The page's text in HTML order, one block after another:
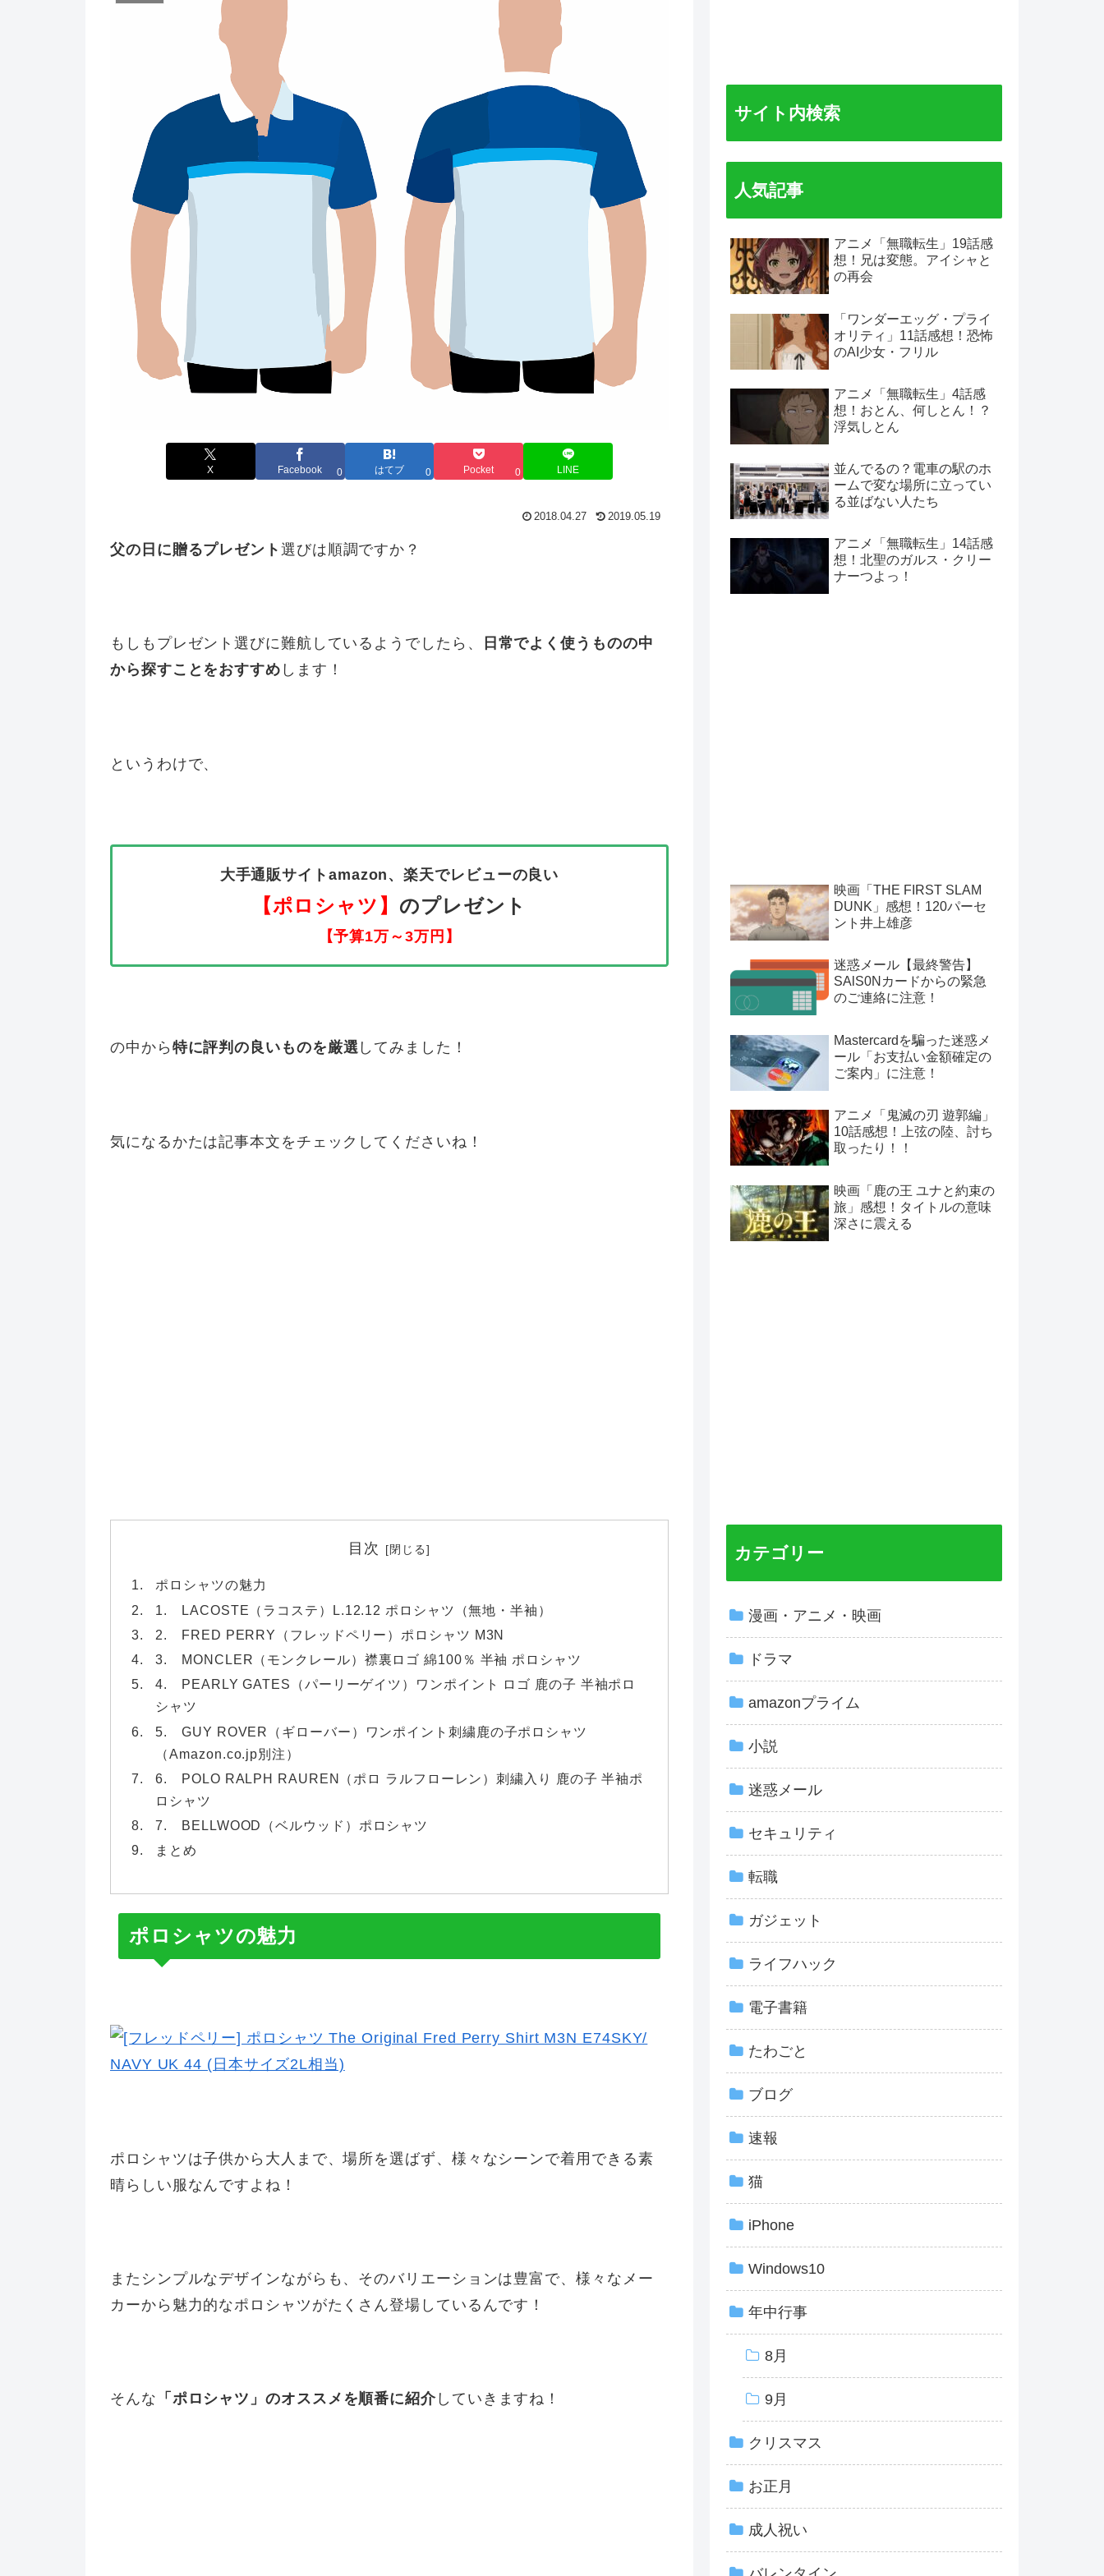
X Facebook 0 はてブ 0 Pocket 0 LINE
2018.04.27 2019.05.19
父の日に贈るプレゼント 選びは順調ですか？
もしもプレゼント選びに難航しているようでしたら、
日常でよく使うものの中
から探すことをおすすめ します！
というわけで、
大手通販サイトamazon、楽天でレビューの良い
【ポロシャツ 】 のプレゼント
【予算1万～3万円】
の中から 特に評判の良いものを厳選 してみました！
気になるかたは記事本文をチェックしてくださいね！
目次
ポロシャツの魅力
1. LACOSTE（ラコステ）L.12.12 ポロシャツ（無地・半袖）
2. FRED PERRY（フレッドペリー）ポロシャツ M3N
3. MONCLER（モンクレール）襟裏ロゴ 綿100％ 半袖 ポロシャツ
4. PEARLY GATES（パーリーゲイツ）ワンポイント ロゴ 鹿の子 半袖ポロ
シャツ
5. GUY ROVER（ギローバー）ワンポイント刺繍鹿の子ポロシャツ
（Amazon.co.jp別注）
6. POLO RALPH RAUREN（ポロ ラルフローレン）刺繍入り 鹿の子 半袖ポ
ロシャツ
7. BELLWOOD（ベルウッド）ポロシャツ
まとめ
ポロシャツの魅力
ポロシャツは子供から大人まで、場所を選ばず、様々なシーンで着用できる素
晴らしい服なんですよね！
またシンプルなデザインながらも、そのバリエーションは豊富で、様々なメー
カーから魅力的なポロシャツがたくさん登場しているんです！
そんな 「ポロシャツ」のオススメを順番に紹介していきますね！
サイト内検索
人気記事
アニメ「無職転生」19話感
想！兄は変態。アイシャと
の再会
「ワンダーエッグ・プライ
オリティ」11話感想！恐怖
のAI少女・フリル
アニメ「無職転生」4話感
想！おとん、何しとん！？
浮気しとん
並んでるの？電車の駅のホ
ームで変な場所に立ってい
る並ばない人たち
アニメ「無職転生」14話感
想！北聖のガルス・クリー
ナーつよっ！
映画「THE FIRST SLAM
DUNK」感想！120パーセ
ント井上雄彦
迷惑メール【最終警告】
SAlS0Nカードからの緊急
のご連絡に注意！
Mastercardを騙った迷惑メ
ール「お支払い金額確定の
ご案内」に注意！
アニメ「鬼滅の刃 遊郭編」
10話感想！上弦の陸、討ち
取ったり！！
映画「鹿の王 ユナと約束の
旅」感想！タイトルの意味
深さに震える
カテゴリー
漫画・アニメ・映画
ドラマ
amazonプライム
小説
迷惑メール
セキュリティ
転職
ガジェット
ライフハック
電子書籍
たわごと
ブログ
速報
猫
iPhone
Windows10
年中行事
8月
9月
クリスマス
お正月
成人祝い